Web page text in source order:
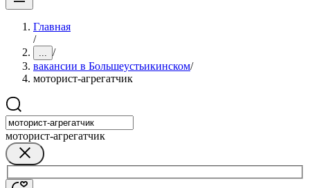
Главная
/
... /
вакансии в Большеустьикинском/
моторист-агрегатчик
моторист-агрегатчик